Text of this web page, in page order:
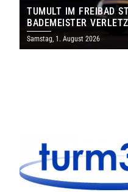
TUMULT IM FREIBAD
BADEMEISTER
Samstag, 1. August 2026